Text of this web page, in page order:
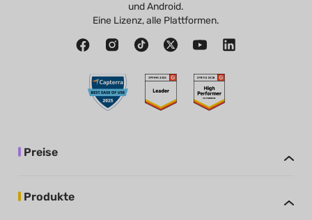
und Android.
Eine Lizenz, alle Plattformen.
Preise
Produkte